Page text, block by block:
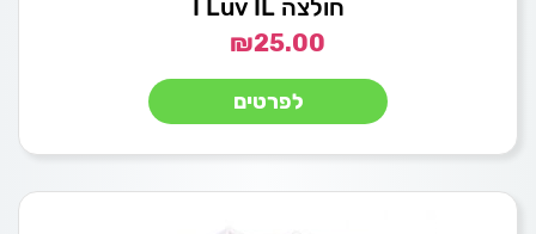
חולצה I Luv IL
₪25.00
לפרטים